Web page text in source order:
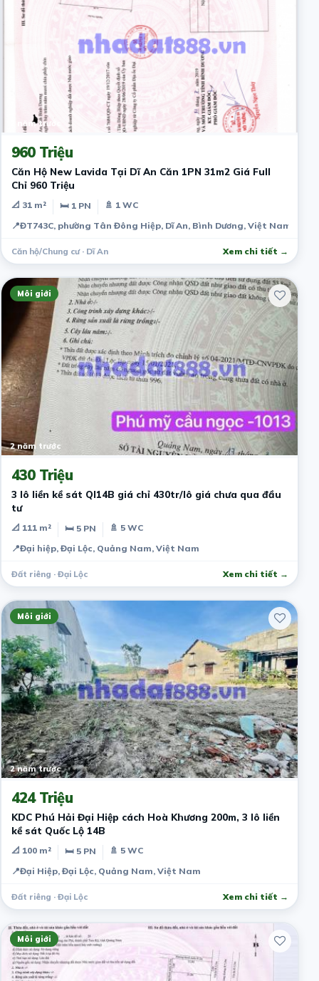
2 năm trước
960 Triệu
Căn Hộ New Lavida Tại Dĩ An Căn 1PN 31m2 Giá Full
Chỉ 960 Triệu
📐 31 m² 🛏 1 PN
🚿 1 WC
📍ĐT743C, phường Tân Đông Hiệp, Dĩ An, Bình Dương, Việt Nam
Căn hộ/Chung cư · Dĩ An Xem chi tiết →
Môi giới
2 năm trước
430 Triệu
3 lô liền kề sát Ql14B giá chỉ 430tr/lô giá chưa qua đầu
tư
📐 111 m² 🛏 5 PN
🚿 5 WC
📍Đại hiệp, Đại Lộc, Quảng Nam, Việt Nam
Đất riêng · Đại Lộc Xem chi tiết →
Môi giới
2 năm trước
424 Triệu
KDC Phú Hải Đại Hiệp cách Hoà Khương 200m, 3 lô liền
kề sát Quốc Lộ 14B
📐 100 m² 🛏 5 PN
🚿 5 WC
📍Đại Hiệp, Đại Lộc, Quảng Nam, Việt Nam
Đất riêng · Đại Lộc Xem chi tiết →
Môi giới